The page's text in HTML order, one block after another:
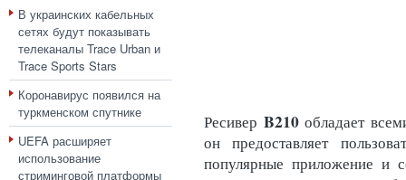
В украинских кабельных
сетях будут показывать
телеканалы Trace Urban и
Trace Sports Stars
Коронавирус появился на
туркменском спутнике
UEFA расширяет
использование
стриминговой платформы
Ресивер B210обладает
он предоставляет
популярные приложение и